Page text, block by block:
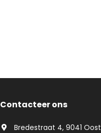
Contacteer ons
Bredestraat 4, 9041